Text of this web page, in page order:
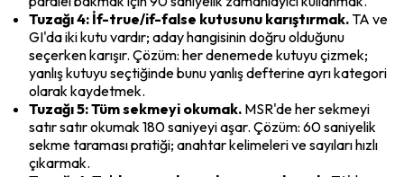
Tuzağı 4: İf-true/if-false kutusunu karıştırmak. TA ve
GI'da iki kutu vardır; aday hangisinin doğru olduğunu
seçerken karışır. Çözüm: her denemede kutuyu çizmek;
yanlış kutuyu seçtiğinde bunu yanlış defterine ayrı kategori
olarak kaydetmek.
Tuzağı 5: Tüm sekmeyi okumak. MSR'de her sekmeyi
satır satır okumak 180 saniyeyi aşar. Çözüm: 60 saniyelik
sekme taraması pratiği; anahtar kelimeleri ve sayıları hızlı
çıkarmak.